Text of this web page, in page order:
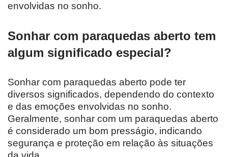
envolvidas no sonho.
Sonhar com paraquedas aberto tem
algum significado especial?
Sonhar com paraquedas aberto pode ter
diversos significados, dependendo do contexto
e das emoções envolvidas no sonho.
Geralmente, sonhar com um paraquedas aberto
é considerado um bom presságio, indicando
segurança e proteção em relação às situações